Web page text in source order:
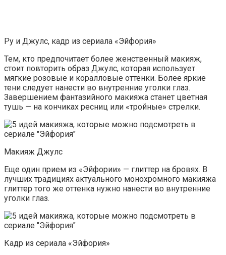
Ру и Джулс, кадр из сериала «Эйфория»
Тем, кто предпочитает более женственный макияж,
стоит повторить образ Джулс, которая использует
мягкие розовые и коралловые оттенки. Более яркие
тени следует нанести во внутренние уголки глаз.
Завершением фантазийного макияжа станет цветная
тушь — на кончиках ресниц или «тройные» стрелки.
Макияж Джулс
Еще один прием из «Эйфории» — глиттер на бровях. В
лучших традициях актуального монохромного макияжа
глиттер того же оттенка нужно нанести во внутренние
уголки глаз.
Кадр из сериала «Эйфория»